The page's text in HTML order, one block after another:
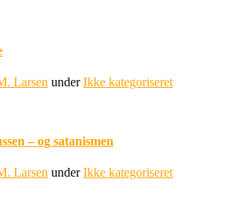
Larsen underIkke kategoriseret
– og satanismen
Larsen underIkke kategoriseret